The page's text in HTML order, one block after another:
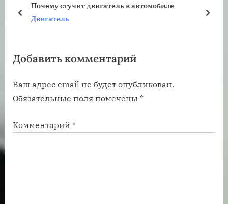
щ
з
п
и
ь
з
п
и
ь
Почему стучит двигатель в автомобиле
Двигатель
пред
Добавить комментарий
Ваш адрес email не будет опубликован.
Обязательные поля помечены *
Комментарий *